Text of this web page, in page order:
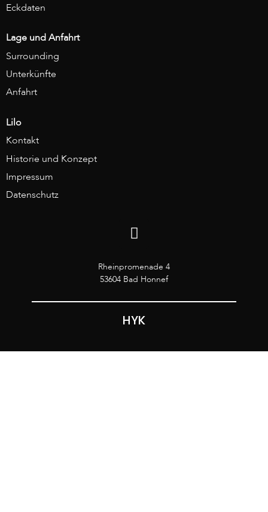
Eckdaten
Lage und Anfahrt
Surrounding
Unterkünfte
Anfahrt
Lilo
Kontakt
Historie und Konzept
Impressum
Datenschutz
Rheinpromenade 4
53604 Bad Honnef
HYK